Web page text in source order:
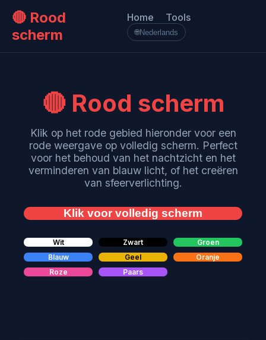
🔴 Rood
scherm
Home Tools
🌐Nederlands
🔴 Rood scherm
Klik op het rode gebied hieronder voor een
rode weergave op volledig scherm. Perfect
voor het behoud van het nachtzicht en het
verminderen van blauw licht, of het creëren
van sfeerverlichting.
Klik voor volledig scherm
Wit Zwart
Groen
Blauw
Geel
Oranje
Roze
Paars